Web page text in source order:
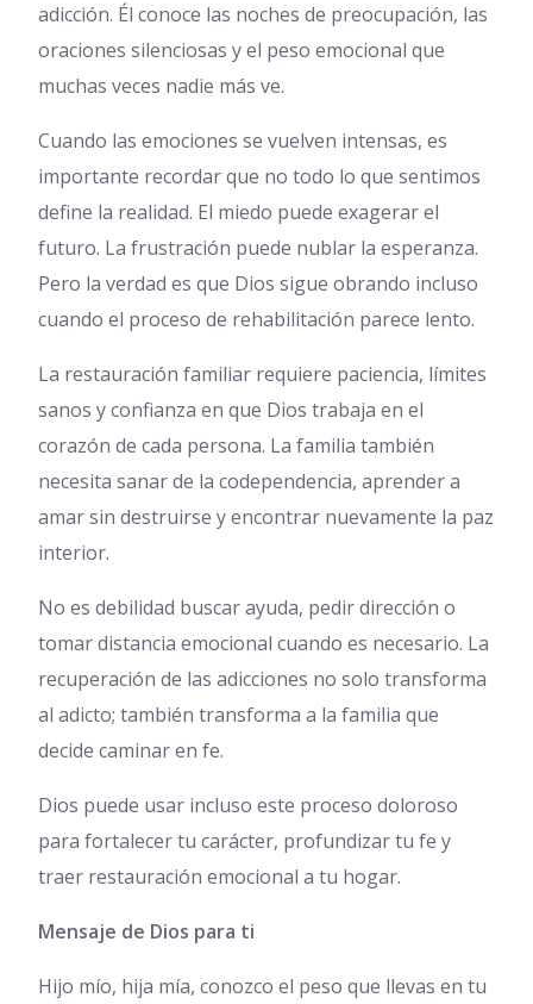
adicción. Él conoce las noches de preocupación, las
oraciones silenciosas y el peso emocional que
muchas veces nadie más ve.
Cuando las emociones se vuelven intensas, es
importante recordar que no todo lo que sentimos
define la realidad. El miedo puede exagerar el
futuro. La frustración puede nublar la esperanza.
Pero la verdad es que Dios sigue obrando incluso
cuando el proceso de rehabilitación parece lento.
La restauración familiar requiere paciencia, límites
sanos y confianza en que Dios trabaja en el
corazón de cada persona. La familia también
necesita sanar de la codependencia, aprender a
amar sin destruirse y encontrar nuevamente la paz
interior.
No es debilidad buscar ayuda, pedir dirección o
tomar distancia emocional cuando es necesario. La
recuperación de las adicciones no solo transforma
al adicto; también transforma a la familia que
decide caminar en fe.
Dios puede usar incluso este proceso doloroso
para fortalecer tu carácter, profundizar tu fe y
traer restauración emocional a tu hogar.
Mensaje de Dios para ti
Hijo mío, hija mía, conozco el peso que llevas en tu